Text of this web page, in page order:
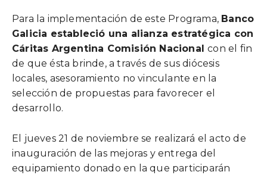
Para la implementación de este Programa, Banco
Galicia estableció una alianza estratégica con
Cáritas Argentina Comisión Nacionalcon el fin
de que ésta brinde, a través de sus diócesis
locales, asesoramiento no vinculante en la
selección de propuestas para favorecer el
desarrollo.
El jueves 21 de noviembre se realizará el acto de
inauguración de las mejoras y entrega del
equipamiento donado en la que participarán